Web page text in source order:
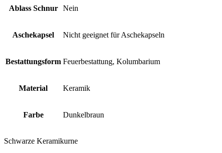
Ablass Schnur Nein
Aschekapsel Nicht geeignet für Aschekapseln
Bestattungsform Feuerbestattung, Kolumbarium
Material Keramik
Farbe Dunkelbraun
Schwarze Keramikurne